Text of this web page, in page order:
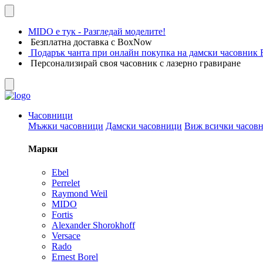
MIDO е тук - Разгледай моделите!
Безплатна доставка с BoxNow
Подарък чанта при онлайн покупка на дамски часовник
Персонализирай своя часовник с лазерно гравиране
Часовници
Мъжки часовници Дамски часовници Виж всички
Марки
Ebel
Perrelet
Raymond Weil
MIDO
Fortis
Alexander Shorokhoff
Versace
Rado
Ernest Borel